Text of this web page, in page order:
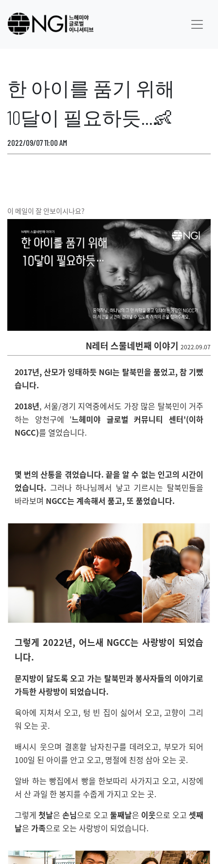
한 아이를 품기 위해
10달이 필요하듯…👶
2022/09/07 11:00 AM
이 메일이 잘 안보이시나요?
N레터 스물네번째 이야기 2022.09.07
2017년, 산모가 잉태하듯 NGI는 탈북민을 품었고, 참 기뻤
습니다.
2018년, 서울/경기 지역중에서도 가장 많은 탈북민이 거주
하는 양천구에 '느헤미야 글로벌 커뮤니티 센터'(이하
NGCC)를 열었습니다.
몇 번의 산통을 겪었습니다. 끝을 알 수 없는 인고의 시간이
었습니다. 그러나 하나님께서 낳고 기르시는 탈북민들을
바라보며 NGCC는 계속해서 품고, 또 품었습니다.
그렇게 2022년, 어느새 NGCC는 사랑방이 되었습
니다.
문지방이 닳도록 오고 가는 탈북민과 봉사자들의 이야기로
가득한 사랑방이 되었습니다.
육아에 지쳐서 오고, 텅 빈 집이 싫어서 오고, 고향이 그리
워 오는 곳.
배시시 웃으며 결혼할 남자친구를 데려오고, 부모가 되어
100일 된 아이를 안고 오고, 명절에 친정 삼아 오는 곳.
알바 하는 빵집에서 빵을 한보따리 사가지고 오고, 시장에
서 산 과일 한 봉지를 수줍게 가지고 오는 곳.
그렇게 첫날은 손님으로 오고 둘째날은 이웃으로 오고 셋째
날은 가족으로 오는 사랑방이 되었습니다.